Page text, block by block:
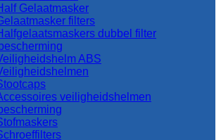
Gelaatmasker
filters
dubbel filter
ABS
veiligheidshelmen